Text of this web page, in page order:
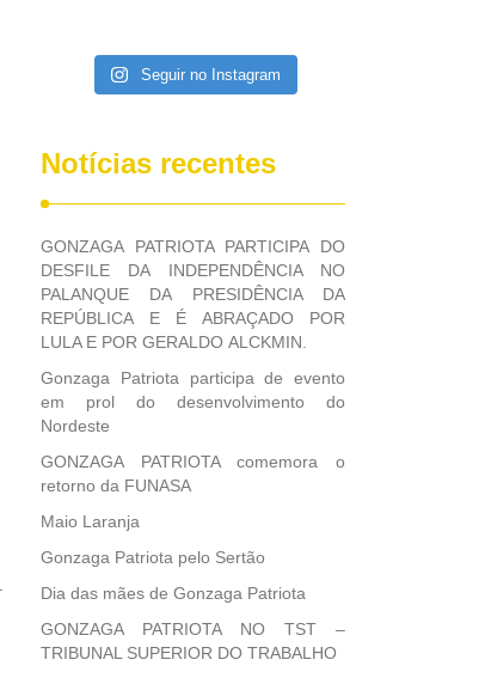
Seguir no Instagram
Notícias recentes
GONZAGA PATRIOTA PARTICIPA DO
DESFILE DA INDEPENDÊNCIA NO
PALANQUE DA PRESIDÊNCIA DA
REPÚBLICA E É ABRAÇADO POR
LULA E POR GERALDO ALCKMIN.
Gonzaga Patriota participa de evento
em prol do desenvolvimento do
Nordeste
GONZAGA PATRIOTA comemora o
retorno da FUNASA
Maio Laranja
Gonzaga Patriota pelo Sertão
Dia das mães de Gonzaga Patriota
GONZAGA PATRIOTA NO TST –
TRIBUNAL SUPERIOR DO TRABALHO